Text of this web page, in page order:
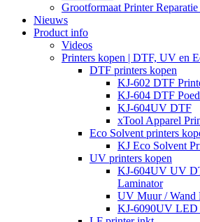
Grootformaat Printer Reparatie
Nieuws
Product info
Videos
Printers kopen | DTF, UV en
DTF printers kopen
KJ-602 DTF
KJ-604 DTF
KJ-604UV DTF
xTool Apparel
Eco Solvent printers
KJ Eco Solvent
UV printers kopen
KJ-604UV UV
Laminator
UV Muur / Wand
KJ-6090UV LED